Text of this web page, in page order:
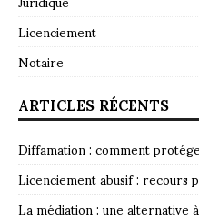
Licenciement
Notaire
ARTICLES RÉCENTS
Diffamation : comment
Licenciement abusif : recours
La médiation : une